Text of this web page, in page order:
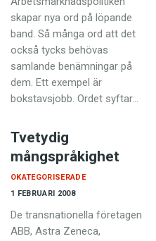
skapar nya ord på löpande
band. Så många ord att det
också tycks behövas
samlande benämningar på
dem. Ett exempel är
bokstavsjobb. Ordet syftar…
Tvetydig
mångspråkighet
1 FEBRUARI 2008
OKATEGORISERADE
De transnationella företagen
ABB, Astra Zeneca,